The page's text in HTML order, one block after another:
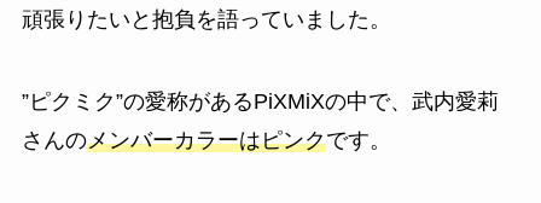
頑張りたいと抱負を語っていました。
”ピクミク”の愛称があるPiXMiXの中で、武内愛莉
さんのメンバーカラーはピンクです。